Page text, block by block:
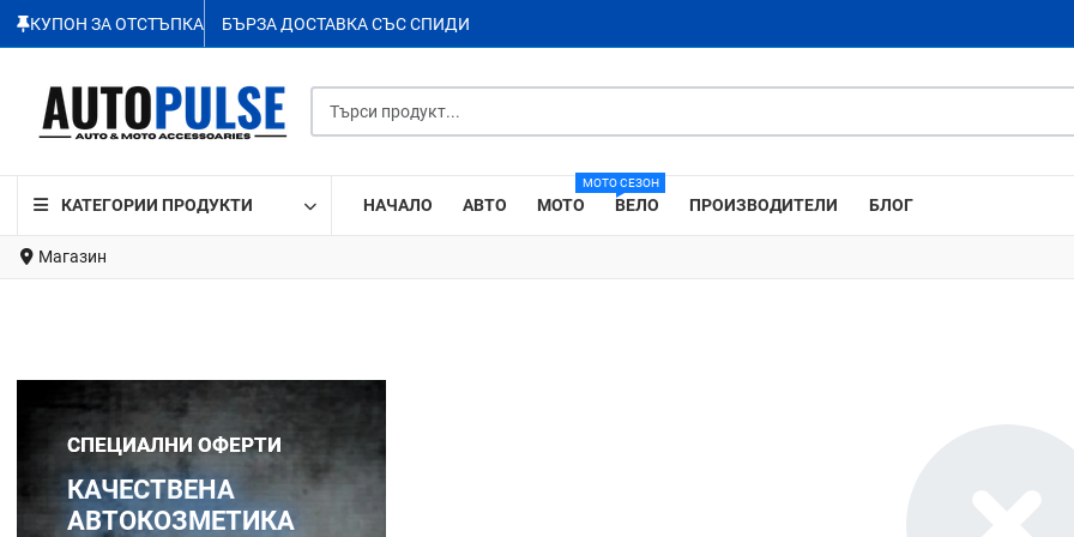
КУПОН ЗА ОТСТЪПКА БЪРЗА ДОСТАВКА СЪС СПИДИ
КАТЕГОРИИ ПРОДУКТИ НАЧАЛО АВТО МОТО
МОТО СЕЗОН
ВЕЛО ПРОИЗВОДИТЕЛИ БЛОГ
Магазин
СПЕЦИАЛНИ ОФЕРТИ
КАЧЕСТВЕНА
АВТОКОЗМЕТИКА